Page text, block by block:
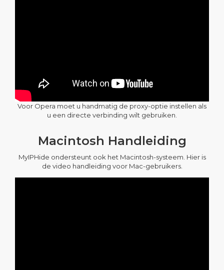
Voor Opera moet u handmatig de proxy-optie instellen als
u een directe verbinding wilt gebruiken.
Macintosh Handleiding
MyIPHide ondersteunt ook het Macintosh-systeem. Hier is
de video handleiding voor Mac-gebruikers.